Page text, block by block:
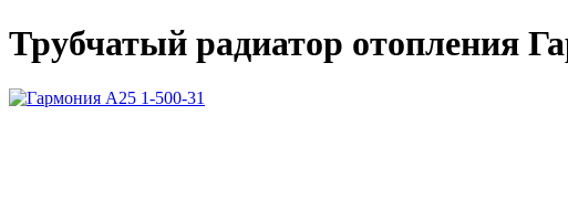
Трубчатый радиатор отопления